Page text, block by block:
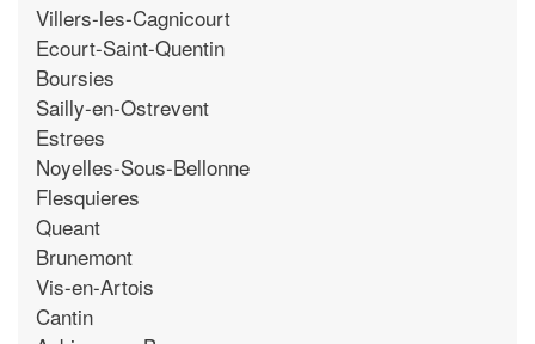
Villers-les-Cagnicourt
Ecourt-Saint-Quentin
Boursies
Sailly-en-Ostrevent
Estrees
Noyelles-Sous-Bellonne
Flesquieres
Queant
Brunemont
Vis-en-Artois
Cantin